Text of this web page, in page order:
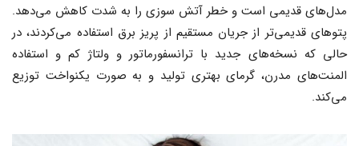
مدل‌های قدیمی است و خطر آتش سوزی را به شدت کاهش می‌دهد.
پتوهای قدیمی‌تر از جریان مستقیم از پریز برق استفاده می‌کردند، در
حالی که نسخه‌های جدید با ترانسفورماتور و ولتاژ کم و استفاده
المنت‌های مدرن، گرمای بهتری تولید و به صورت یکنواخت توزیع
می‌کند.